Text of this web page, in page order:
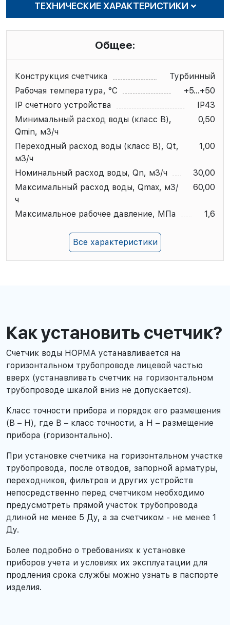
ТЕХНИЧЕСКИЕ ХАРАКТЕРИСТИКИ
Общее:
Конструкция счетчика
Турбинный
Рабочая температура, °С
+5...+50
IP счетного устройства
IP43
Минимальный расход воды (класс В),
Qmin, м3/ч
0,50
Переходный расход воды (класс B), Qt,
м3/ч
1,00
Номинальный расход воды, Qn, м3/ч
30,00
Максимальный расход воды, Qmax, м3/
ч
60,00
Максимальное рабочее давление, МПа 1,6
Все характеристики
Как установить счетчик?
Счетчик воды НОРМА устанавливается на
горизонтальном трубопроводе лицевой частью
вверх (устанавливать счетчик на горизонтальном
трубопроводе шкалой вниз не допускается).
Класс точности прибора и порядок его размещения
(В – Н), где В – класс точности, а Н – размещение
прибора (горизонтально).
При установке счетчика на горизонтальном участке
трубопровода, после отводов, запорной арматуры,
переходников, фильтров и других устройств
непосредственно перед счетчиком необходимо
предусмотреть прямой участок трубопровода
длиной не менее 5 Ду, а за счетчиком - не менее 1
Ду.
Более подробно о требованиях к установке
приборов учета и условиях их эксплуатации для
продления срока службы можно узнать в паспорте
изделия.